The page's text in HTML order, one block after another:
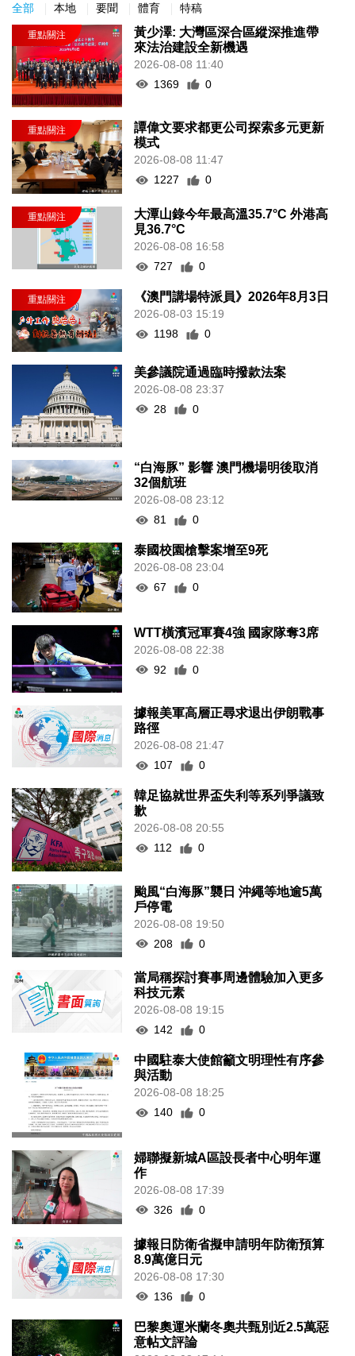
全部 本地 要聞 體育 特稿
黃少澤: 大灣區深合區縱深推進帶
來法治建設全新機遇
2026-08-08 11:40
1369
0
譚偉文要求都更公司探索多元更新
模式
2026-08-08 11:47
1227
0
大潭山錄今年最高溫35.7°C 外港高
見36.7°C
2026-08-08 16:58
727
0
《澳門講場特派員》2026年8月3日
2026-08-03 15:19
1198
0
美參議院通過臨時撥款法案
2026-08-08 23:37
28
0
“白海豚” 影響 澳門機場明後取消
32個航班
2026-08-08 23:12
81
0
泰國校園槍擊案增至9死
2026-08-08 23:04
67
0
WTT橫濱冠軍賽4強 國家隊奪3席
2026-08-08 22:38
92
0
據報美軍高層正尋求退出伊朗戰事
路徑
2026-08-08 21:47
107
0
韓足協就世界盃失利等系列爭議致
歉
2026-08-08 20:55
112
0
颱風“白海豚”襲日 沖繩等地逾5萬
戶停電
2026-08-08 19:50
208
0
當局稱探討賽事周邊體驗加入更多
科技元素
2026-08-08 19:15
142
0
中國駐泰大使館籲文明理性有序參
與活動
2026-08-08 18:25
140
0
婦聯擬新城A區設長者中心明年運
作
2026-08-08 17:39
326
0
據報日防衛省擬申請明年防衛預算
8.9萬億日元
2026-08-08 17:30
136
0
巴黎奧運米蘭冬奧共甄別近2.5萬惡
意帖文評論